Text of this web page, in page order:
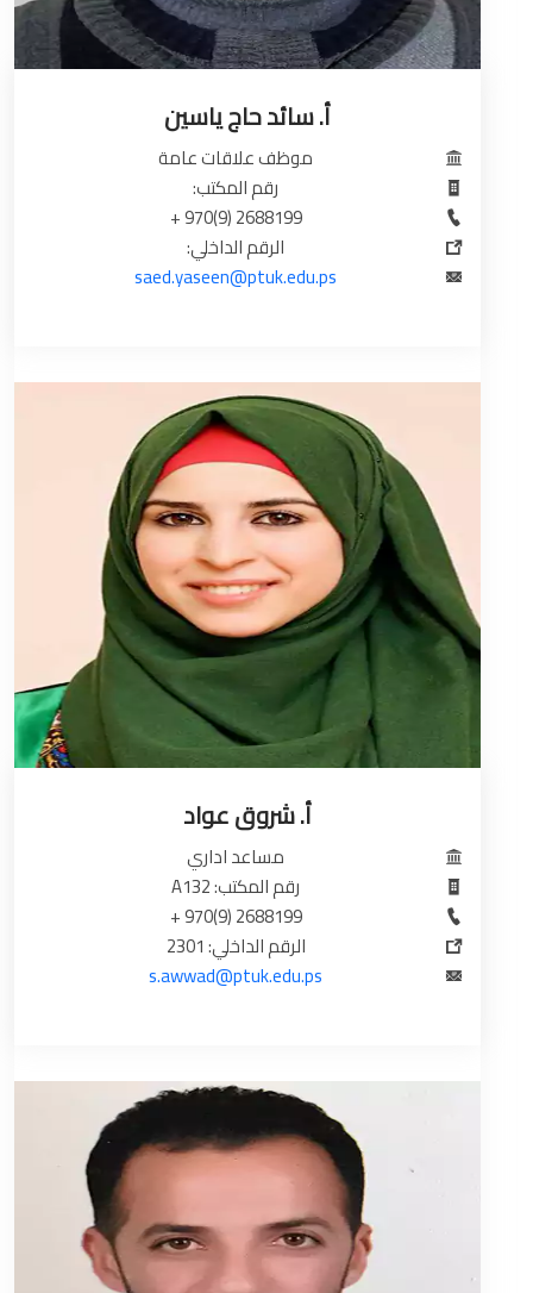
أ. سائد حاج ياسين
موظف علاقات عامة
رقم المكتب:
2688199 (9)970 +
الرقم الداخلي:
saed.yaseen@ptuk.edu.ps
أ. شروق عواد
مساعد اداري
رقم المكتب: A132
2688199 (9)970 +
الرقم الداخلي: 2301
s.awwad@ptuk.edu.ps